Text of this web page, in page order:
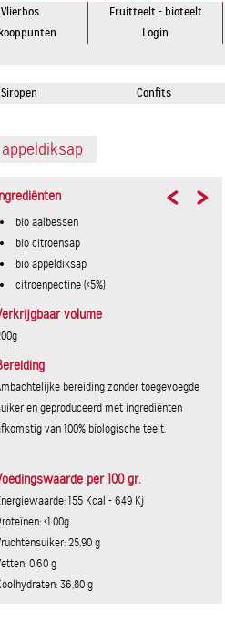
Vlierbos
Fruitteelt - bioteelt
Login
Siropen Confits
bio aalbessen
bio citroensap
bio appeldiksap
citroenpectine (<5%)
volume
bereiding zonder toegevoegde
en geproduceerd met ingrediënten
van 100% biologische teelt.
per 100 gr.
155 Kcal - 649 Kj
<1.00g
25,90 g
0.60 g
36,80 g